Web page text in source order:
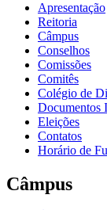
Apresentação
Reitoria
Câmpus
Conselhos
Comissões
Comitês
Colégio de
Documentos
Eleições
Contatos
Horário de
Câmpus